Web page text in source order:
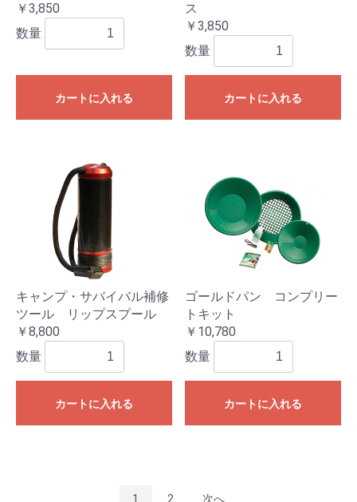
￥3,850
数量
カートに入れる
ス
￥3,850
数量
カートに入れる
キャンプ・サバイバル補修
ツール リップスプール
￥8,800
数量
カートに入れる
ゴールドパン コンプリー
トキット
￥10,780
数量
カートに入れる
1 2 次へ